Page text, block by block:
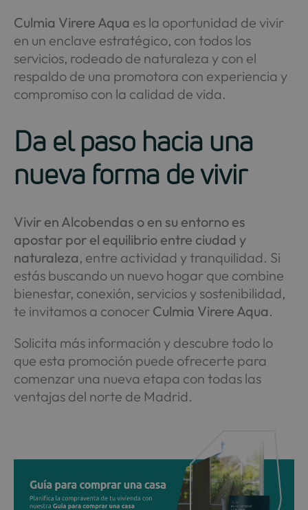
Culmia Virere Aqua es la oportunidad de vivir
en un enclave estratégico, con todos los
servicios, rodeado de naturaleza y con el
respaldo de una promotora con experiencia y
compromiso con la calidad de vida.
Da el paso hacia una
nueva forma de vivir
Vivir en Alcobendas o en su entorno es
apostar por el equilibrio entre ciudad y
naturaleza, entre actividad y tranquilidad. Si
estás buscando un nuevo hogar que combine
bienestar, conexión, servicios y sostenibilidad,
te invitamos a conocer Culmia Virere Aqua.
Solicita más información y descubre todo lo
que esta promoción puede ofrecerte para
comenzar una nueva etapa con todas las
ventajas del norte de Madrid.